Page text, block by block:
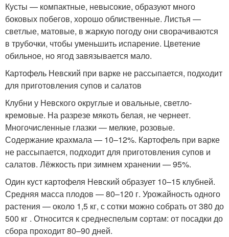
Кусты — компактные, невысокие, образуют много
боковых побегов, хорошо облиственные. Листья —
светлые, матовые, в жаркую погоду они сворачиваются
в трубочки, чтобы уменьшить испарение. Цветение
обильное, но ягод завязывается мало.
Картофель Невский при варке не рассыпается, подходит
для приготовления супов и салатов
Клубни у Невского округлые и овальные, светло-
кремовые. На разрезе мякоть белая, не чернеет.
Многочисленные глазки — мелкие, розовые.
Содержание крахмала — 10–12%. Картофель при варке
не рассыпается, подходит для приготовления супов и
салатов. Лёжкость при зимнем хранении — 95%.
Один куст картофеля Невский образует 10–15 клубней.
Средняя масса плодов — 80–120 г. Урожайность одного
растения — около 1,5 кг, с сотки можно собрать от 380 до
500 кг . Относится к среднеспелым сортам: от посадки до
сбора проходит 80–90 дней.